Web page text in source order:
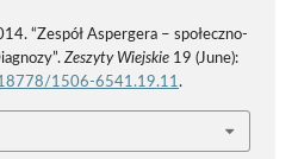
“Zespół Aspergera – społeczno-
Zeszyty Wiejskie19 (June):
1506-6541.19.11.